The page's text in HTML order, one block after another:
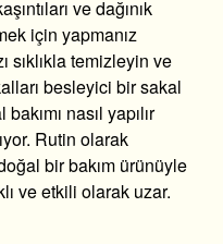
ve dağınık
için yapmanız
sıklıkla temizleyin ve
besleyici bir sakal
nasıl yapılır
Rutin olarak
bir bakım ürünüyle
ve etkili olarak uzar.